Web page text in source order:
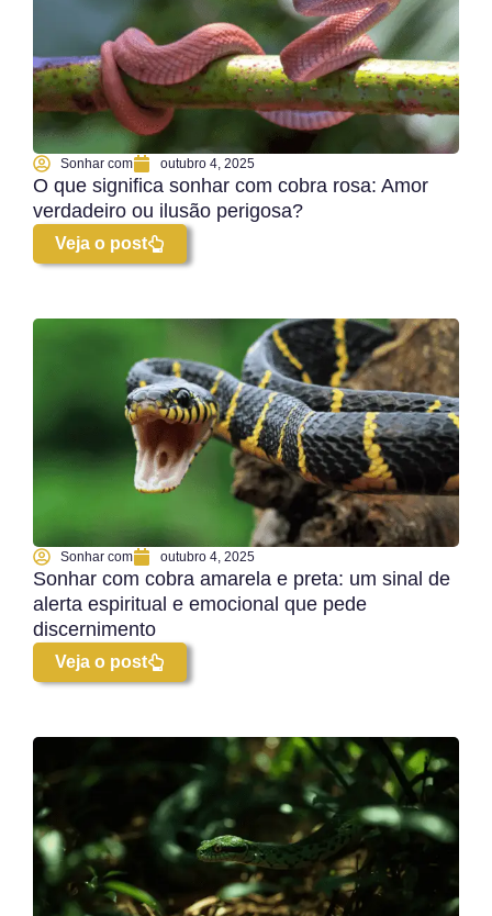
Sonhar com outubro 4, 2025
O que significa sonhar com cobra rosa: Amor
verdadeiro ou ilusão perigosa?
Veja o post
Sonhar com outubro 4, 2025
Sonhar com cobra amarela e preta: um sinal de
alerta espiritual e emocional que pede
discernimento
Veja o post